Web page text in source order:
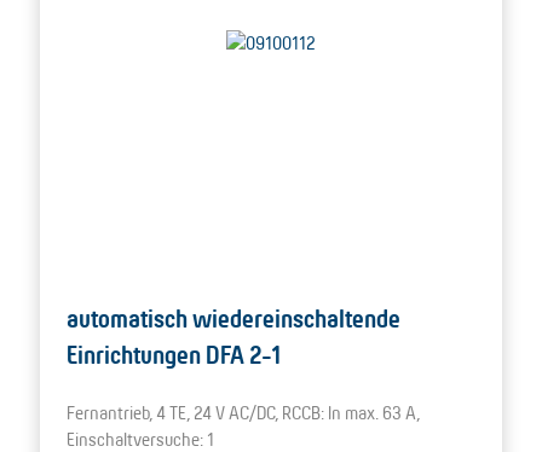
automatisch wiedereinschaltende
Einrichtungen DFA 2-1
Fernantrieb, 4 TE, 24 V AC/DC, RCCB: In max. 63 A,
Einschaltversuche: 1